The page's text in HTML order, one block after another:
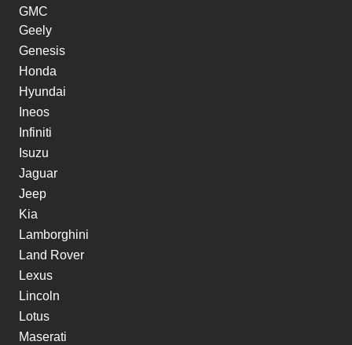
GMC
Geely
Genesis
Honda
Hyundai
Ineos
Infiniti
Isuzu
Jaguar
Jeep
Kia
Lamborghini
Land Rover
Lexus
Lincoln
Lotus
Maserati